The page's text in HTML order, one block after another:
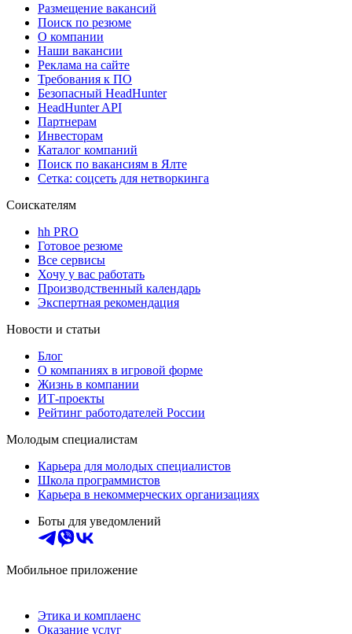
Размещение вакансий
Поиск по резюме
О компании
Наши вакансии
Реклама на сайте
Требования к ПО
Безопасный HeadHunter
HeadHunter API
Партнерам
Инвесторам
Каталог компаний
Поиск по вакансиям в Ялте
Сетка: соцсеть для нетворкинга
Соискателям
hh PRO
Готовое резюме
Все сервисы
Хочу у вас работать
Производственный календарь
Экспертная рекомендация
Новости и статьи
Блог
О компаниях в игровой форме
Жизнь в компании
ИТ-проекты
Рейтинг работодателей России
Молодым специалистам
Карьера для молодых специалистов
Школа программистов
Карьера в некоммерческих организациях
Боты для уведомлений
Мобильное приложение
Этика и комплаенс
Оказание услуг